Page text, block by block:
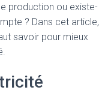
production ou existe-
? Dans cet article,
savoir pour mieux